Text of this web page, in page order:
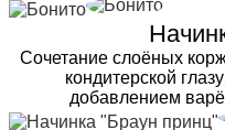
Сочетание слоёных
кондитерской
добавлением